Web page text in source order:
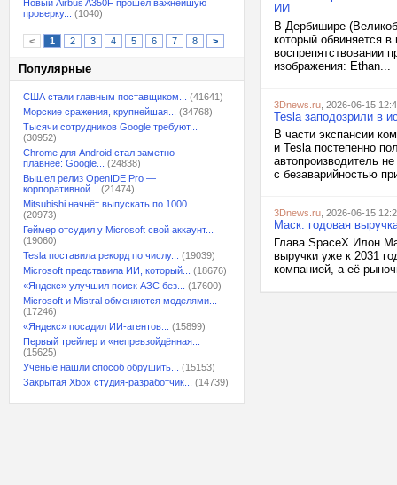
Новый Airbus A350F прошел важнейшую
проверку...
(1040)
< 1 2 3 4 5 6 7 8 >
Популярные
США стали главным поставщиком...
(41641)
Морские сражения, крупнейшая...
(34768)
Тысячи сотрудников Google требуют...
(30952)
Chrome для Android стал заметно
плавнее: Google...
(24838)
Вышел релиз OpenIDE Pro —
корпоративной...
(21474)
Mitsubishi начнёт выпускать по 1000...
(20973)
Геймер отсудил у Microsoft свой аккаунт...
(19060)
Tesla поставила рекорд по числу...
(19039)
Microsoft представила ИИ, который...
(18676)
«Яндекс» улучшил поиск АЗС без...
(17600)
Microsoft и Mistral обменяются моделями...
(17246)
«Яндекс» посадил ИИ-агентов...
(15899)
Первый трейлер и «непревзойдённая...
(15625)
Учёные нашли способ обрушить...
(15153)
Закрытая Xbox студия-разработчик...
(14739)
ИИ
В Дербишире
который обвиняется
воспрепятствовании
изображения: Ethan...
3Dnews.ru , 2026-06-15
Tesla заподозрили в
В части экспансии
и Tesla постепенно
автопроизводитель
с безаварийностью
3Dnews.ru , 2026-06-15
Маск: годовая
Глава SpaceX Илон
выручки уже к 2031
компанией, а её